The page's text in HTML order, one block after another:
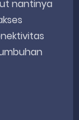
nantinya